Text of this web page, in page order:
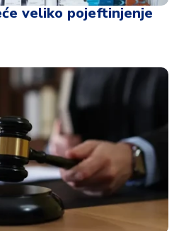
veliko pojeftinjenje